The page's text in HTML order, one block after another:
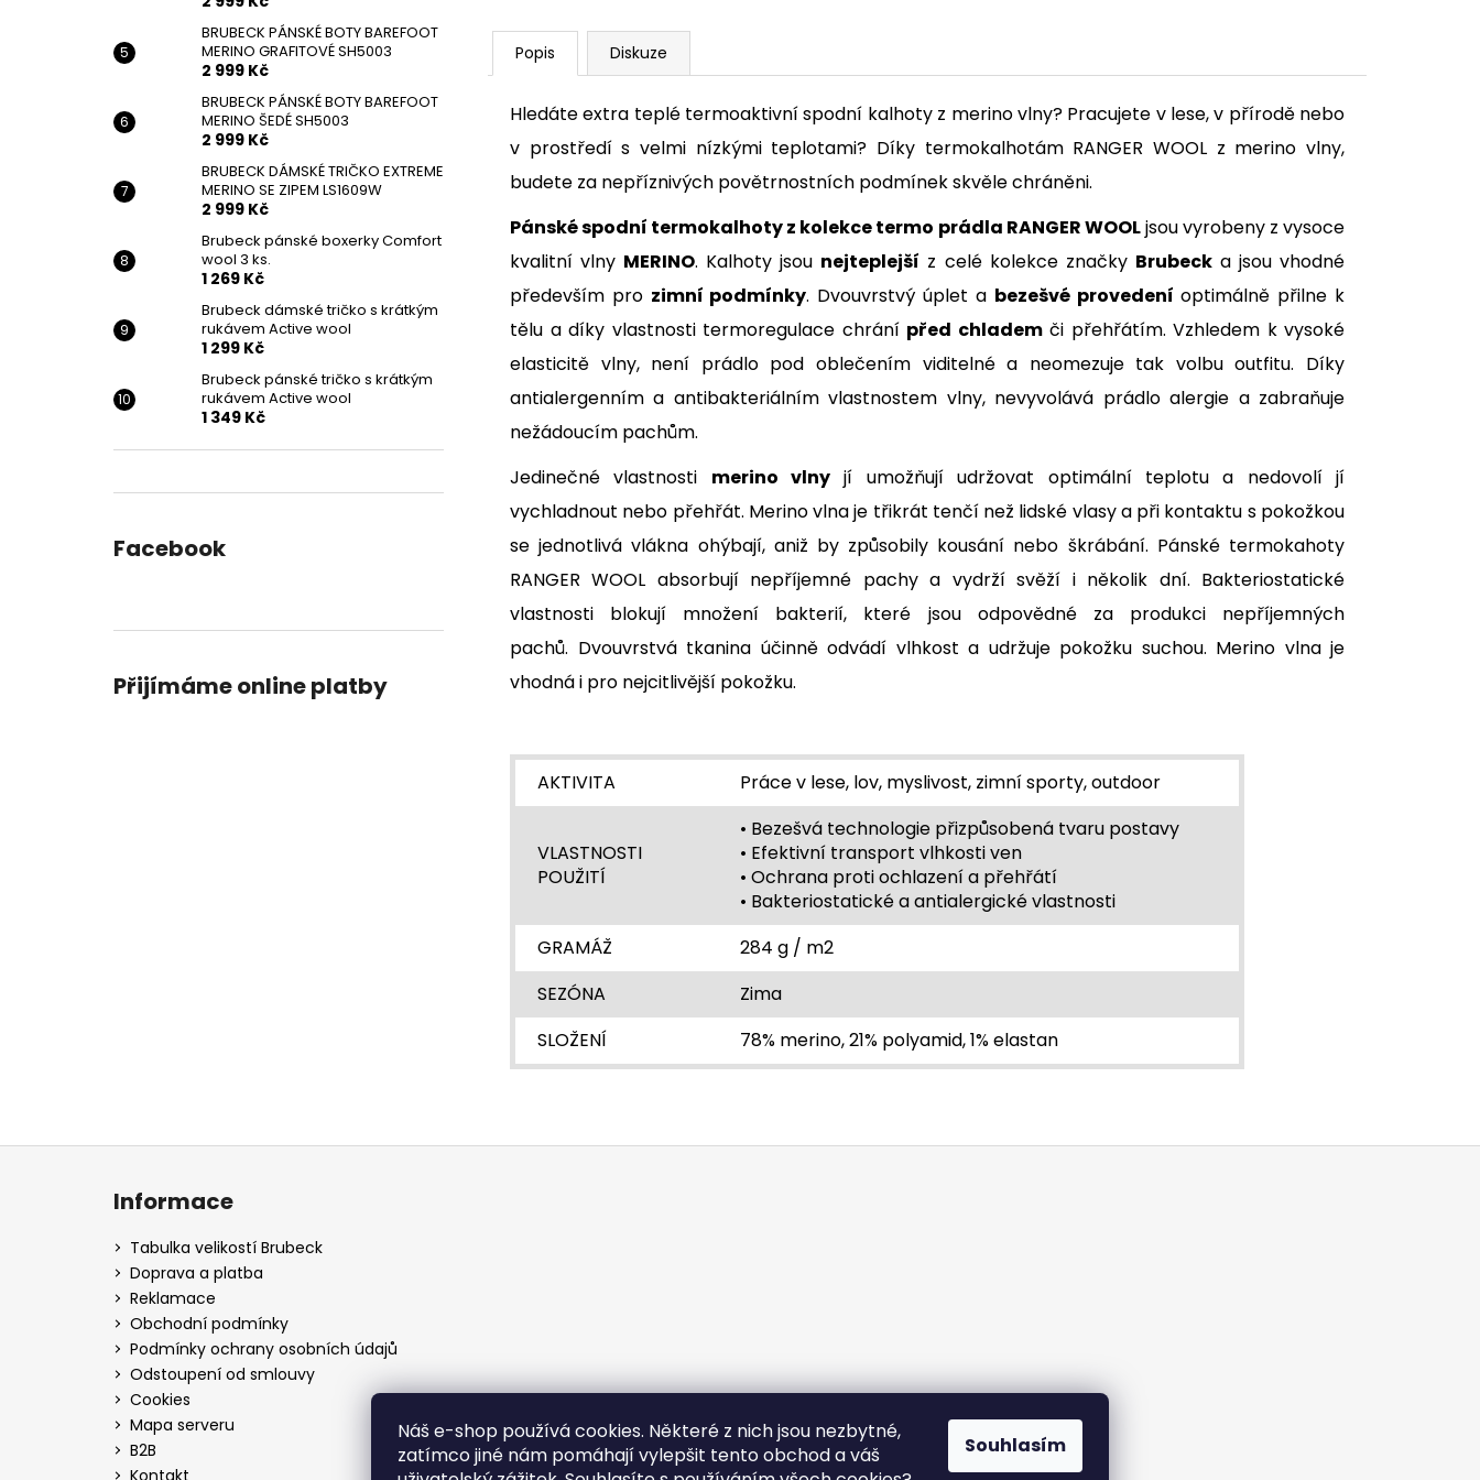
Náš e-shop používá cookies. Některé z nich jsou nezbytné,
zatímco jiné nám pomáhají vylepšit tento obchod a váš
Souhlasím
BRUBECK PÁNSKÉ BOTY BAREFOOT
MERINO GRAFITOVÉ SH5003
2 999 Kč
BRUBECK PÁNSKÉ BOTY BAREFOOT
MERINO ŠEDÉ SH5003
2 999 Kč
BRUBECK DÁMSKÉ TRIČKO EXTREME
MERINO SE ZIPEM LS1609W
2 999 Kč
Brubeck pánské boxerky Comfort
wool 3 ks.
1 269 Kč
Brubeck dámské tričko s krátkým
rukávem Active wool
1 299 Kč
Brubeck pánské tričko s krátkým
rukávem Active wool
1 349 Kč
Facebook
Přijímáme online platby
Popis Diskuze
Hledáte extra teplé termoaktivní spodní kalhoty z merino vlny? Pracujete v lese, v přírodě nebo
v prostředí s velmi nízkými teplotami? Díky termokalhotám RANGER WOOL z merino vlny,
budete za nepříznivých povětrnostních podmínek skvěle chráněni.
Pánské spodní termokalhoty z kolekce termo prádla RANGER WOOLjsou vyrobeny z vysoce
kvalitní vlny MERINO. Kalhoty jsou nejteplejší z celé kolekce značky Brubecka jsou vhodné
především pro zimní podmínky. Dvouvrstvý úplet a bezešvé provedení optimálně přilne k
tělu a díky vlastnosti termoregulace chrání před chlademči přehřátím. Vzhledem k vysoké
elasticitě vlny, není prádlo pod oblečením viditelné a neomezuje tak volbu outfitu. Díky
antialergenním a antibakteriálním vlastnostem vlny, nevyvolává prádlo alergie a zabraňuje
nežádoucím pachům.
Jedinečné vlastnosti merino vlny jí umožňují udržovat optimální teplotu a nedovolí jí
vychladnout nebo přehřát. Merino vlna je třikrát tenčí než lidské vlasy a při kontaktu s pokožkou
se jednotlivá vlákna ohýbají, aniž by způsobily kousání nebo škrábání. Pánské termokahoty
RANGER WOOL absorbují nepříjemné pachy a vydrží svěží i několik dní. Bakteriostatické
vlastnosti blokují množení bakterií, které jsou odpovědné za produkci nepříjemných
pachů. Dvouvrstvá tkanina účinně odvádí vlhkost a udržuje pokožku suchou. Merino vlna je
vhodná i pro nejcitlivější pokožku.
AKTIVITA Práce v lese, lov, myslivost, zimní sporty, outdoor
VLASTNOSTI
POUŽITÍ
• Bezešvá technologie přizpůsobená tvaru postavy
• Efektivní transport vlhkosti ven
• Ochrana proti ochlazení a přehřátí
• Bakteriostatické a antialergické vlastnosti
GRAMÁŽ
284 g / m2
SEZÓNA
Zima
SLOŽENÍ
78% merino, 21% polyamid, 1% elastan
Z
Informace
Tabulka velikostí Brubeck
Doprava a platba
Reklamace
Obchodní podmínky
Podmínky ochrany osobních údajů
Odstoupení od smlouvy
Cookies
Mapa serveru
B2B
Kontakt